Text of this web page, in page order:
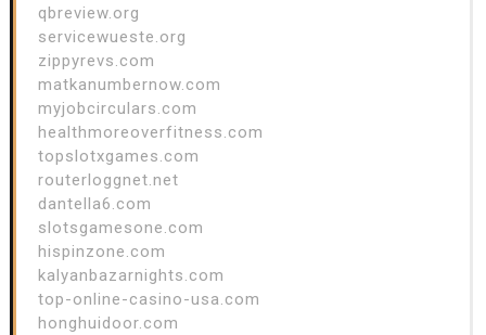
qbreview.org
servicewueste.org
zippyrevs.com
matkanumbernow.com
myjobcirculars.com
healthmoreoverfitness.com
topslotxgames.com
routerloggnet.net
dantella6.com
slotsgamesone.com
hispinzone.com
kalyanbazarnights.com
top-online-casino-usa.com
honghuidoor.com